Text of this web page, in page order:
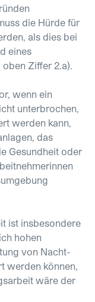
die Hürde für
als dies bei
eines
Ziffer 2.a).
wenn ein
unterbrochen,
werden kann,
das
Gesundheit oder
ist insbesondere
hohen
von Nacht-
werden können,
wäre der